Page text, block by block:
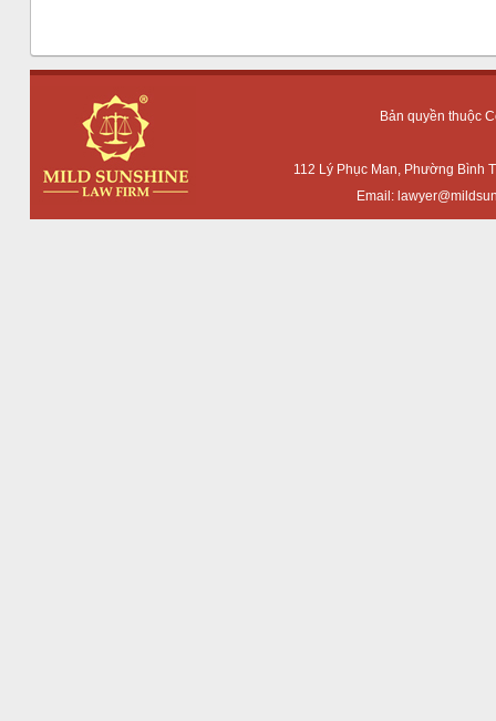
Bản quyền thuộc
112 Lý Phục Man, Phường Bình
Email: